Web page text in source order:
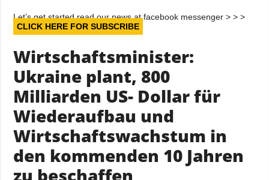
Let’s get started read our news at facebook messenger > > >
CLICK HERE FOR SUBSCRIBE
Wirtschaftsminister:
Ukraine plant, 800
Milliarden US- Dollar für
Wiederaufbau und
Wirtschaftswachstum in
den kommenden 10 Jahren
zu beschaffen